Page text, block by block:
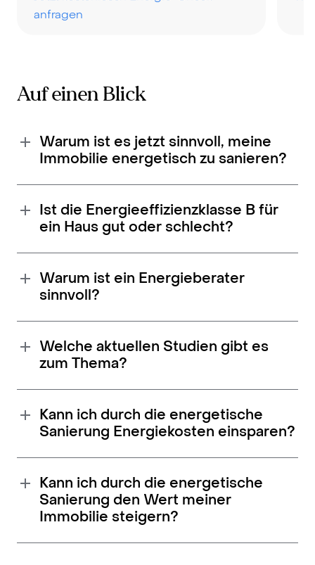
anfragen
Auf einen Blick
Warum ist es jetzt sinnvoll, meine
Immobilie energetisch zu sanieren?
Ist die Energieeffizienzklasse B für
ein Haus gut oder schlecht?
Warum ist ein Energieberater
sinnvoll?
Welche aktuellen Studien gibt es
zum Thema?
Kann ich durch die energetische
Sanierung Energiekosten einsparen?
Kann ich durch die energetische
Sanierung den Wert meiner
Immobilie steigern?